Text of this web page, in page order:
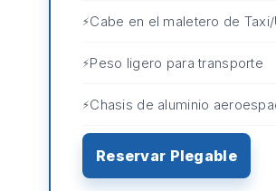
Cabe en el maletero de
Peso ligero para transporte
Chasis de aluminio
Reservar Plegable